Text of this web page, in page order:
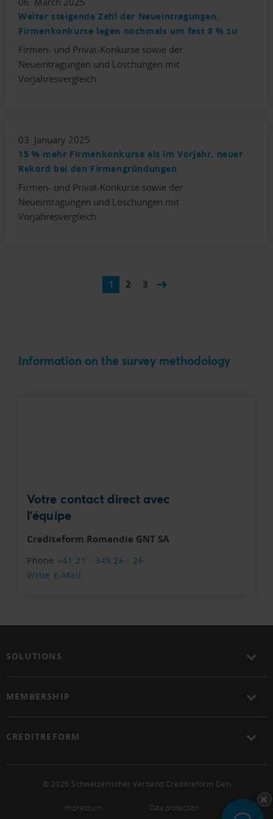
Weiter steigende Zahl der Neueintragungen,
Firmenkonkurse legen nochmals um fast 8 % zu
Firmen- und Privat-Konkurse sowie der
Neueintragungen und Löschungen mit
Vorjahresvergleich.
03. January 2025
15 % mehr Firmenkonkurse als im Vorjahr, neuer
Rekord bei den Firmengründungen
Firmen- und Privat-Konkurse sowie der
Neueintragungen und Löschungen mit
Vorjahresvergleich.
1 2 3
Information on the survey methodology
Votre contact direct avec
l'équipe
Crediteform Romandie GNT SA
Phone +41 21 - 349 26 - 26
Write E-Mail
SOLUTIONS
MEMBERSHIP
CREDITREFORM
© 2026 Schweizerischer Verband Creditreform Gen
Impressum Data protection